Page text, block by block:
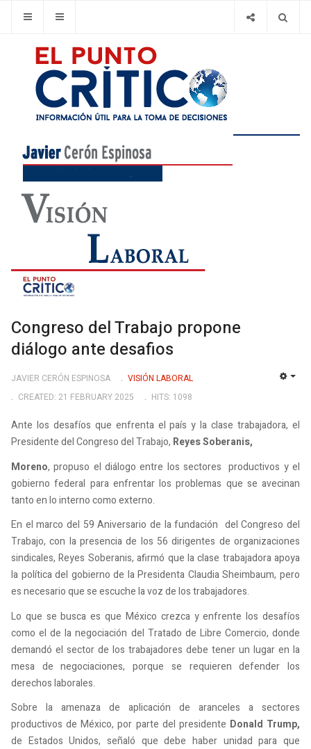
Congreso del Trabajo propone
diálogo ante desafios
JAVIER CERÓN ESPINOSA
VISIÓN LABORAL
CREATED: 21 FEBRUARY 2025
HITS: 1098
Ante los desafíos que enfrenta el país y la clase trabajadora, el
Presidente del Congreso del Trabajo, Reyes Soberanis,
Moreno, propuso el diálogo entre los sectores productivos y el
gobierno federal para enfrentar los problemas que se avecinan
tanto en lo interno como externo.
En el marco del 59 Aniversario de la fundación del Congreso del
Trabajo, con la presencia de los 56 dirigentes de organizaciones
sindicales, Reyes Soberanis, afirmó que la clase trabajadora apoya
la política del gobierno de la Presidenta Claudia Sheimbaum, pero
es necesario que se escuche la voz de los trabajadores.
Lo que se busca es que México crezca y enfrente los desafíos
como el de la negociación del Tratado de Libre Comercio, donde
demandó el sector de los trabajadores debe tener un lugar en la
mesa de negociaciones, porque se requieren defender los
derechos laborales.
Sobre la amenaza de aplicación de aranceles a sectores
productivos de México, por parte del presidente Donald Trump,
de Estados Unidos, señaló que debe haber unidad para que